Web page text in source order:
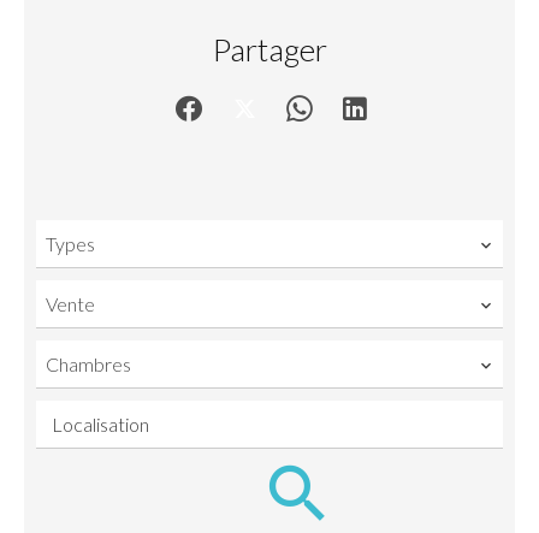
Partager
Types
Vente
Chambres
Localisation